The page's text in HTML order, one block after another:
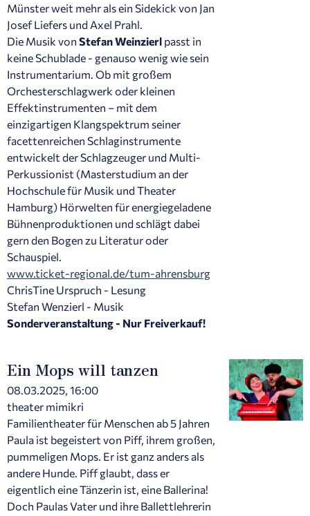
Münster weit mehr als ein Sidekick von Jan
Josef Liefers und Axel Prahl.
Die Musik von Stefan Weinzierl passt in
keine Schublade - genauso wenig wie sein
Instrumentarium. Ob mit großem
Orchesterschlagwerk oder kleinen
Effektinstrumenten – mit dem
einzigartigen Klangspektrum seiner
facettenreichen Schlaginstrumente
entwickelt der Schlagzeuger und Multi-
Perkussionist (Masterstudium an der
Hochschule für Musik und Theater
Hamburg) Hörwelten für energiegeladene
Bühnenproduktionen und schlägt dabei
gern den Bogen zu Literatur oder
Schauspiel.
www.ticket-regional.de/tum-ahrensburg
ChrisTine Urspruch - Lesung
Stefan Wenzierl - Musik
Sonderveranstaltung - Nur Freiverkauf!
Ein Mops will tanzen
08.03.2025, 16:00
theater mimikri
Familientheater für Menschen ab 5 Jahren
Paula ist begeistert von Piff, ihrem großen,
pummeligen Mops. Er ist ganz anders als
andere Hunde. Piff glaubt, dass er
eigentlich eine Tänzerin ist, eine Ballerina!
Doch Paulas Vater und ihre Ballettlehrerin